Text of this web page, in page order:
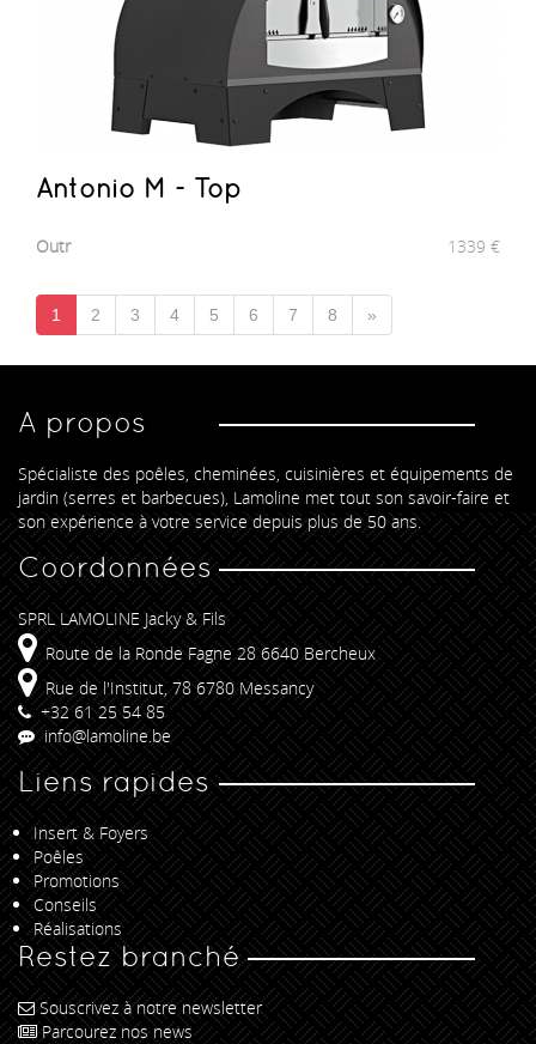
Antonio M - Top
Outr 1339 €
1 2 3 4 5 6 7 8 »
A propos
Spécialiste des poêles, cheminées, cuisinières et équipements de
jardin (serres et barbecues), Lamoline met tout son savoir-faire et
son expérience à votre service depuis plus de 50 ans.
Coordonnées
SPRL LAMOLINE Jacky & Fils
Route de la Ronde Fagne 28 6640 Bercheux
Rue de l'Institut, 78 6780 Messancy
+32 61 25 54 85
info@lamoline.be
Liens rapides
Insert & Foyers
Poêles
Promotions
Conseils
Réalisations
Restez branché
Souscrivez à notre newsletter
Parcourez nos news